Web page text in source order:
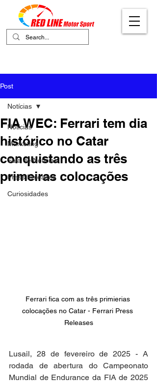
Post
Notícias
Marketing
Sala de Notícias
Press Releases
Curiosidades
Notícias
FIA WEC: Ferrari tem dia
histórico no Catar
conquistando as três
primeiras colocações
Ferrari fica com as três primierias
colocações no Catar - Ferrari Press
Releases
Lusail, 28 de fevereiro de 2025 - A
rodada de abertura do Campeonato
Mundial de Endurance da FIA de 2025